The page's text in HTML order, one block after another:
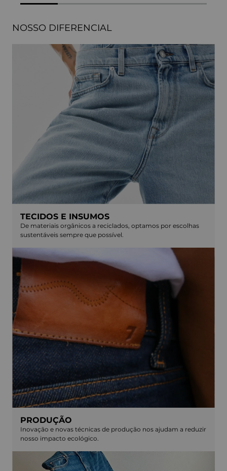
NOSSO DIFERENCIAL
TECIDOS E INSUMOS
De materiais orgânicos a reciclados, optamos por escolhas
sustentáveis sempre que possível.
PRODUÇÃO
Inovação e novas técnicas de produção nos ajudam a reduzir
nosso impacto ecológico.